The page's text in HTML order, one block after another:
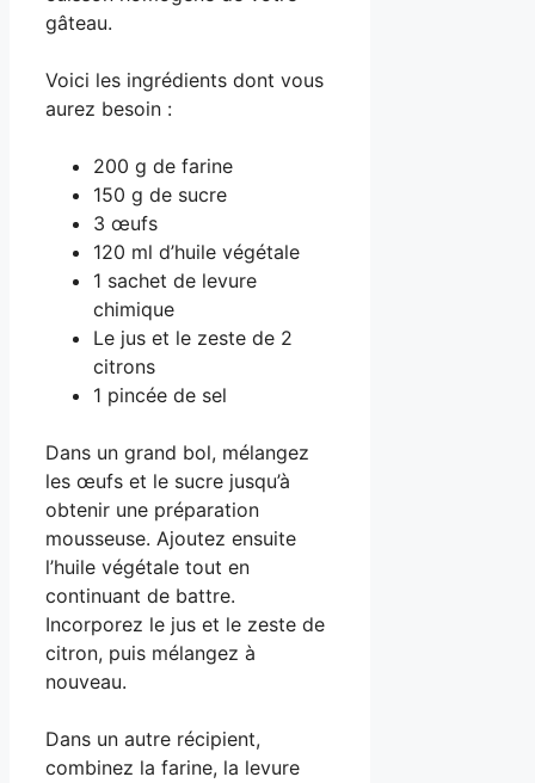
gâteau.
Voici les ingrédients dont vous
aurez besoin :
200 g de farine
150 g de sucre
3 œufs
120 ml d’huile végétale
1 sachet de levure
chimique
Le jus et le zeste de 2
citrons
1 pincée de sel
Dans un grand bol, mélangez
les œufs et le sucre jusqu’à
obtenir une préparation
mousseuse. Ajoutez ensuite
l’huile végétale tout en
continuant de battre.
Incorporez le jus et le zeste de
citron, puis mélangez à
nouveau.
Dans un autre récipient,
combinez la farine, la levure